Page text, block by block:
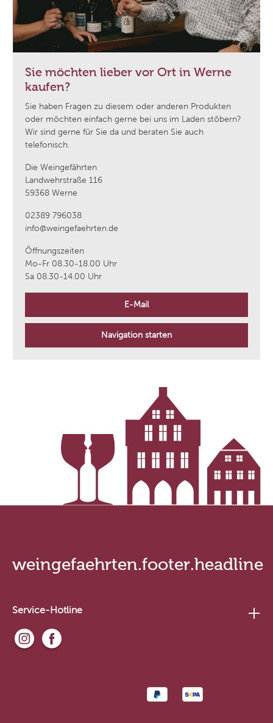
Sie möchten lieber vor Ort in Werne
kaufen?
Sie haben Fragen zu diesem oder anderen Produkten
oder möchten einfach gerne bei uns im Laden stöbern?
Wir sind gerne für Sie da und beraten Sie auch
telefonisch.
Die Weingefährten
Landwehrstraße 116
59368 Werne
02389 796038
info@weingefaehrten.de
Öffnungszeiten
Mo-Fr 08.30-18.00 Uhr
Sa 08.30-14.00 Uhr
E-Mail
Navigation starten
weingefaehrten.footer.headline
Service-Hotline